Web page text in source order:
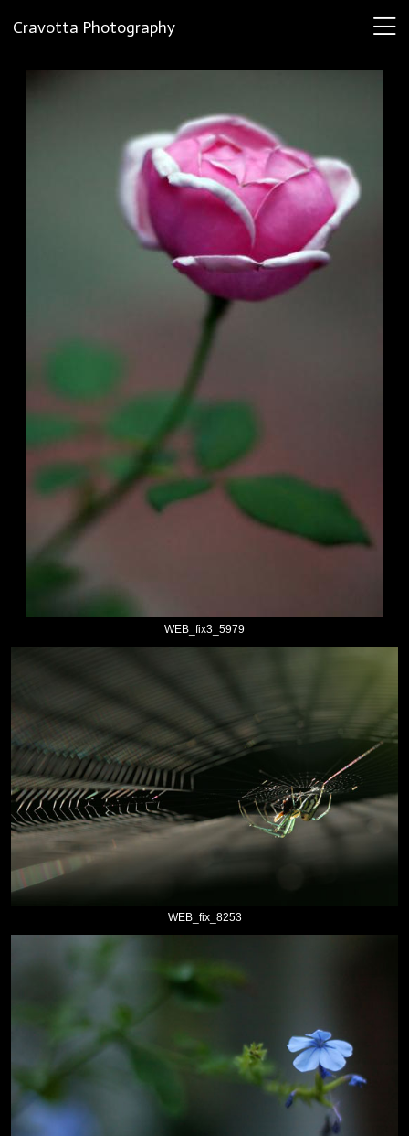
Cravotta Photography
WEB_fix3_5979
WEB_fix_8253